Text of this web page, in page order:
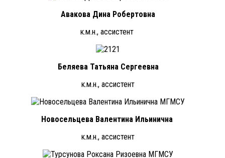
Авакова Дина Робертовна
к.м.н., ассистент
Беляева Татьяна Сергеевна
к.м.н., ассистент
Новосельцева Валентина Ильинична
к.м.н., ассистент